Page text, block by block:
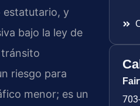
estatutario, y
bajo la ley de
riesgo para
menor; es un